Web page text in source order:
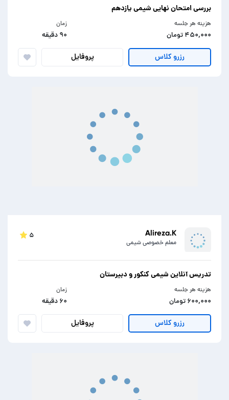
بررسی امتحان نهایی شیمی یازدهم
هزینه هر جلسه
۴۵۰,۰۰۰ تومان
زمان
۹۰ دقیقه
رزرو کلاس پروفایل
Alireza.K
معلم خصوصی شیمی
۵
تدریس آنلاین شیمی کنکور و دبیرستان
هزینه هر جلسه
۶۰۰,۰۰۰ تومان
زمان
۶۰ دقیقه
رزرو کلاس پروفایل